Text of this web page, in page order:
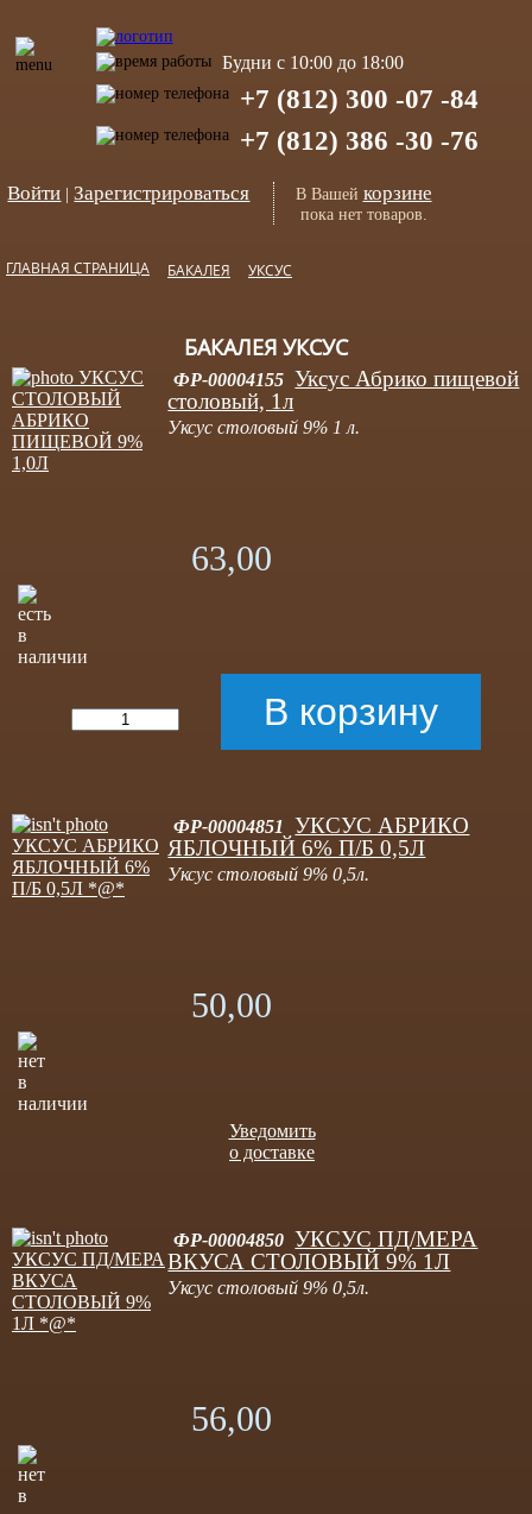
Будни с 10:00 до 18:00
+7 (812) 300 -07 -84
+7 (812) 386 -30 -76
Войти |Зарегистрироваться В Вашей корзине
пока нет товаров.
ГЛАВНАЯ СТРАНИЦА БАКАЛЕЯ УКСУС
БАКАЛЕЯ УКСУС
ФР-00004155 Уксус Абрико пищевой
столовый, 1л
Уксус столовый 9% 1 л.
63,00
ФР-00004851
УКСУС АБРИКО
ЯБЛОЧНЫЙ 6% П/Б 0,5Л
Уксус столовый 9% 0,5л.
50,00
Уведомить
о доставке
ФР-00004850 УКСУС ПД/МЕРА
ВКУСА СТОЛОВЫЙ 9% 1Л
Уксус столовый 9% 0,5л.
56,00